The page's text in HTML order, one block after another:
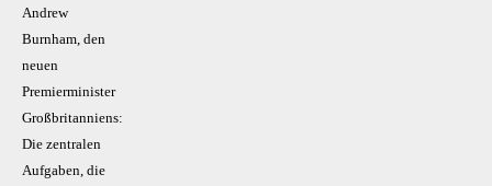
Andrew
Burnham, den
neuen
Premierminister
Großbritanniens:
Die zentralen
Aufgaben, die